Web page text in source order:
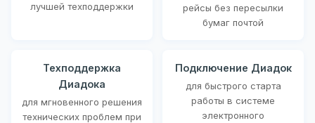
лучшей техподдержки
рейсы без пересылки
бумаг почтой
Техподдержка
Диадока
для мгновенного решения
технических проблем при
Подключение Диадок
для быстрого старта
работы в системе
электронного